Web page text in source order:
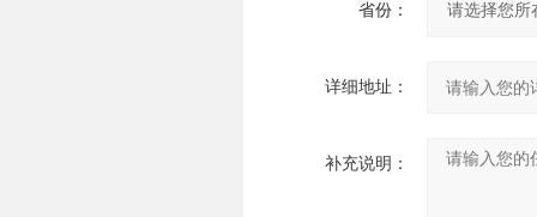
省份：
详细地址：
补充说明：